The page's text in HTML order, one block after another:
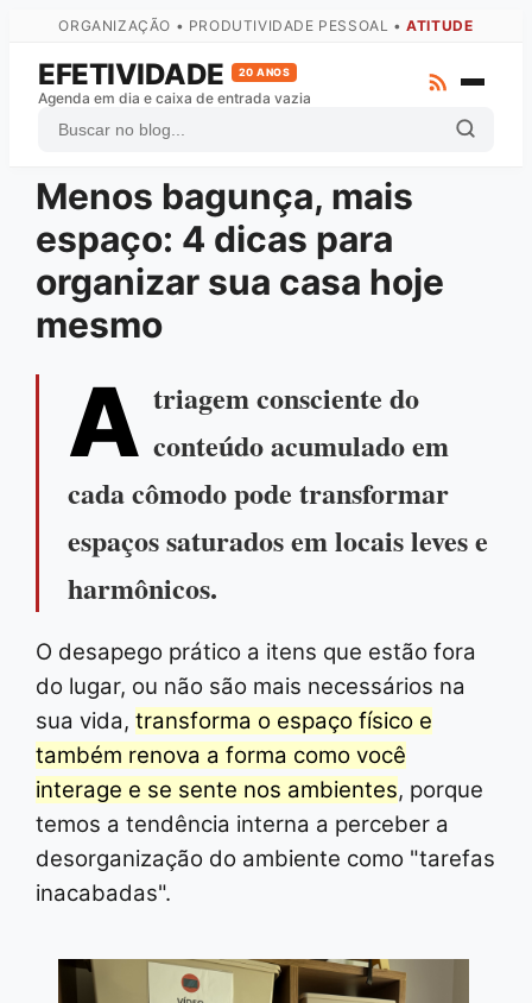
ORGANIZAÇÃO • PRODUTIVIDADE PESSOAL •ATITUDE
EFETIVIDADE 20 ANOS
Agenda em dia e caixa de entrada vazia
ZTD
GTD
Atas
Arquivo Completo
Fale com o autor
Menos bagunça, mais
espaço: 4 dicas para
organizar sua casa hoje
mesmo
A triagem consciente do
conteúdo acumulado em
cada cômodo pode transformar
espaços saturados em locais leves e
harmônicos.
O desapego prático a itens que estão fora
do lugar, ou não são mais necessários na
sua vida, transforma o espaço físico e
também renova a forma como você
interage e se sente nos ambientes, porque
temos a tendência interna a perceber a
desorganização do ambiente como "tarefas
inacabadas".